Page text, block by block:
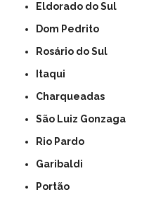
Eldorado do Sul
Dom Pedrito
Rosário do Sul
Itaqui
Charqueadas
São Luiz Gonzaga
Rio Pardo
Garibaldi
Portão